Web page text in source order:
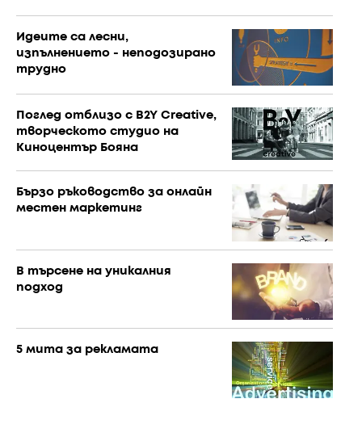
Идеите са лесни,
изпълнението - неподозирано
трудно
Поглед отблизо с B2Y Creative,
творческото студио на
Киноцентър Бояна
Бързо ръководство за онлайн
местен маркетинг
В търсене на уникалния
подход
5 мита за рекламата